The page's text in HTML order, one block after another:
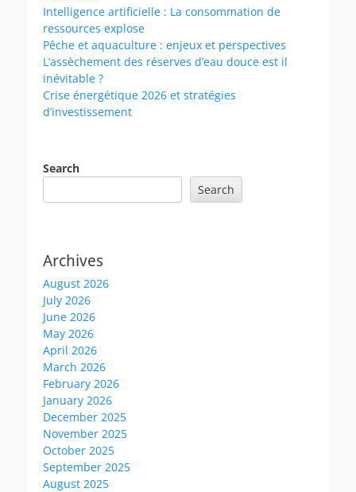
Intelligence artificielle : La consommation de
ressources explose
Pêche et aquaculture : enjeux et perspectives
L’assèchement des réserves d’eau douce est il
inévitable ?
Crise énergétique 2026 et stratégies
d’investissement
Search
Search
Archives
August 2026
July 2026
June 2026
May 2026
April 2026
March 2026
February 2026
January 2026
December 2025
November 2025
October 2025
September 2025
August 2025